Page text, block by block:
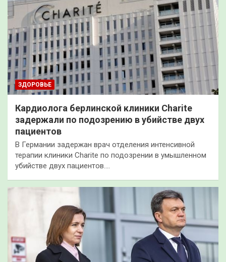
ЗДОРОВЬЕ
Кардиолога берлинской клиники Charite
задержали по подозрению в убийстве двух
пациентов
В Германии задержан врач отделения интенсивной
терапии клиники Charite по подозрении в умышленном
убийстве двух пациентов.…